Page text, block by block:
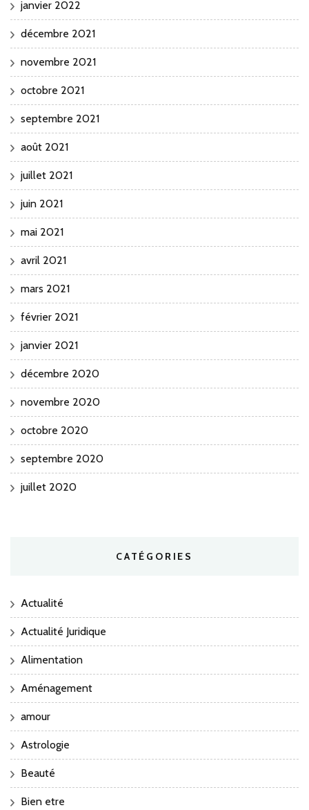
janvier 2022
décembre 2021
novembre 2021
octobre 2021
septembre 2021
août 2021
juillet 2021
juin 2021
mai 2021
avril 2021
mars 2021
février 2021
janvier 2021
décembre 2020
novembre 2020
octobre 2020
septembre 2020
juillet 2020
CATÉGORIES
Actualité
Actualité Juridique
Alimentation
Aménagement
amour
Astrologie
Beauté
Bien etre